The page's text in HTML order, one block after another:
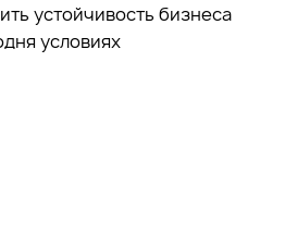
устойчивость бизнеса
условиях